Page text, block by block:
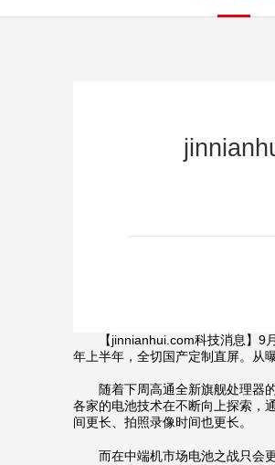
【jinnianhui.com科技消息】9月
年上半年，全切国产定制直屏。从
随着下周高通全新旗舰处理器的
各家的电池技术在不断向上探索，
间更长、拍照录像时间也更长。
而在中端机市场电池之战只会更